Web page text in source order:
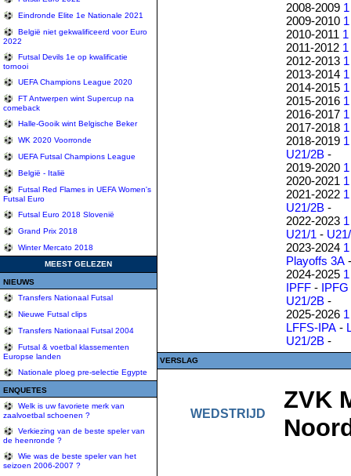
Eindronde Elite 1e Nationale 2021
België niet gekwalificeerd voor Euro
2022
Futsal Devils 1e op kwalificatie
tornooi
UEFA Champions League 2020
FT Antwerpen wint Supercup na
comeback
Halle-Gooik wint Belgische Beker
WK 2020 Voorronde
UEFA Futsal Champions League
België - Italië
Futsal Red Flames in UEFA Women's
Futsal Euro
Futsal Euro 2018 Slovenië
Grand Prix 2018
Winter Mercato 2018
MEEST GELEZEN
NIEUWS
Transfers Nationaal Futsal
Nieuwe Futsal clips
Transfers Nationaal Futsal 2004
Futsal & voetbal klassementen
Europse landen
Nationale ploeg pre-selectie Egypte
ENQUETES
Welk is uw favoriete merk van
zaalvoetbal schoenen ?
Verkiezing van de beste speler van
de heenronde ?
Wie was de beste speler van het
seizoen 2006-2007 ?
2008-2009 1
2009-2010 1
2010-2011 1
2011-2012 1
2012-2013 1
2013-2014 1
2014-2015 1
2015-2016 1
2016-2017 1
2017-2018 1
2018-2019 1
U21/2B -
2019-2020 1
2020-2021 1
2021-2022 1
U21/2B -
2022-2023 1
U21/1 -
2023-2024 1
Playoffs 3A
2024-2025 1
IPFF - IPFG
U21/2B -
2025-2026 1
LFFS-IPA -
U21/2B -
VERSLAG
WEDSTRIJD
ZVK